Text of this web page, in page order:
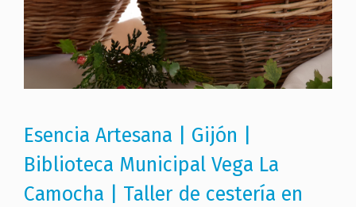
Esencia Artesana | Gijón |
Biblioteca Municipal Vega La
Camocha | Taller de cestería en